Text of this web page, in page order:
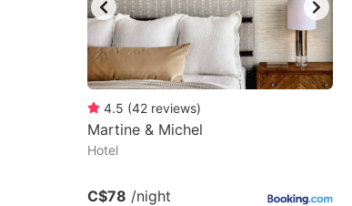
4.5 (42 reviews)
Martine & Michel
Hotel
C$78 /night